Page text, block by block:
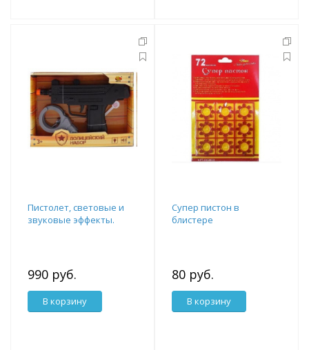
Пистолет, световые и
звуковые эффекты.
990 руб.
В корзину
Супер пистон в
блистере
80 руб.
В корзину